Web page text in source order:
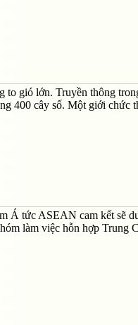
to gió lớn. Truyền thông
400 cây số. Một giới chức
Á tức ASEAN cam kết sẽ
làm việc hỗn hợp Trung